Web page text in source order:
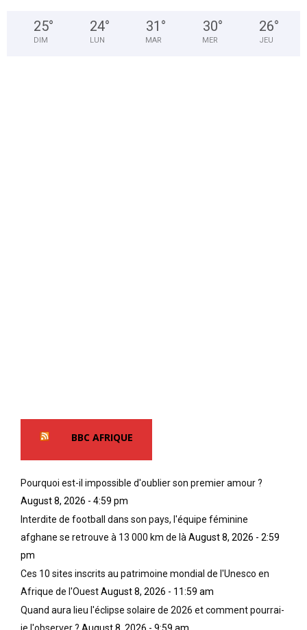
25°
DIM
24°
LUN
31 °
MAR
30°
MER
26°
JEU
BBC AFRIQUE
Pourquoi est-il impossible d'oublier son premier amour ?
August 8, 2026 - 4:59 pm
Interdite de football dans son pays, l'équipe féminine
afghane se retrouve à 13 000 km de là August 8, 2026 - 2:59
pm
Ces 10 sites inscrits au patrimoine mondial de l'Unesco en
Afrique de l'OuestAugust 8, 2026 - 11:59 am
Quand aura lieu l'éclipse solaire de 2026 et comment pourrai-